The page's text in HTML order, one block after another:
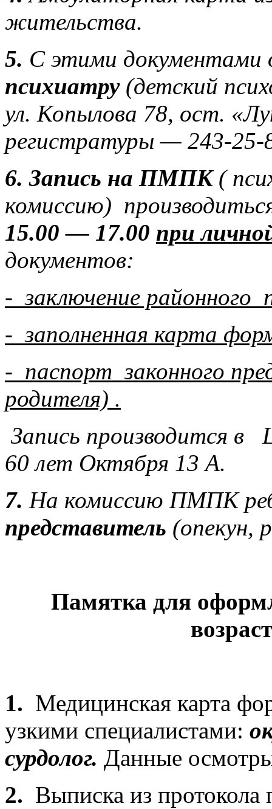
жительства.
5. С этими документами
психиатру (детский
ул. Копылова 78, ост.
регистратуры — 243-25-
6. Запись на ПМПК(
комиссию)
15.00 — 17.00 при
документов:
- заключение районного
- заполненная карта
- паспорт законного
родителя) .
Запись производится
60 лет Октября 13 А.
7. На комиссию ПМПК
представитель (опекун,
Памятка для
1. Медицинская карта
узкими специалистами:
сурдолог. Данные
2. Выписка из протокола